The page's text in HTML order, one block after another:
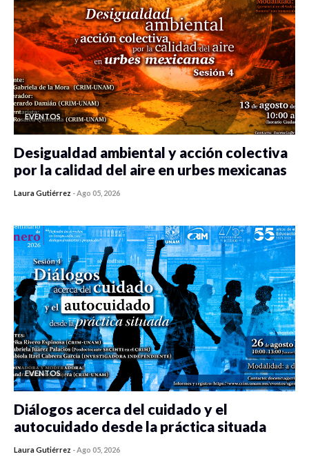
EVENTOS
Desigualdad ambiental y acción colectiva
por la calidad del aire en urbes mexicanas
Laura Gutiérrez -Ago 05, 2026
EVENTOS
Diálogos acerca del cuidado y el
autocuidado desde la práctica situada
Laura Gutiérrez -Ago 05, 2026